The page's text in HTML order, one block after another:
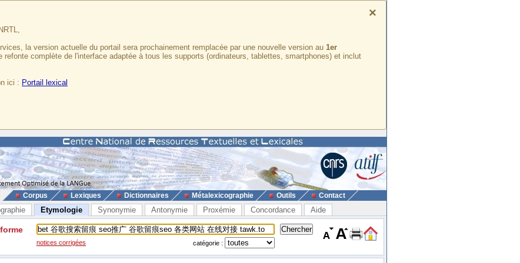
×
la version actuelle du portail sera prochainement remplacée par une nouvelle version au 1er
refonte complète de l'interface adaptée à tous les supports (ordinateurs, tablettes, smartphones) et inclut
ici : Portail lexical
Corpus Lexiques Dictionnaires Métalexicographie Outils Contact
Etymologie Synonymie Antonymie Proxémie Concordance Aide
notices corrigées catégorie :